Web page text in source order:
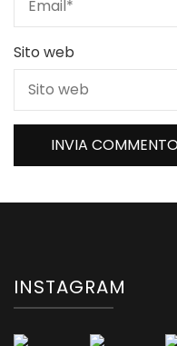
Sito web
INSTAGRAM